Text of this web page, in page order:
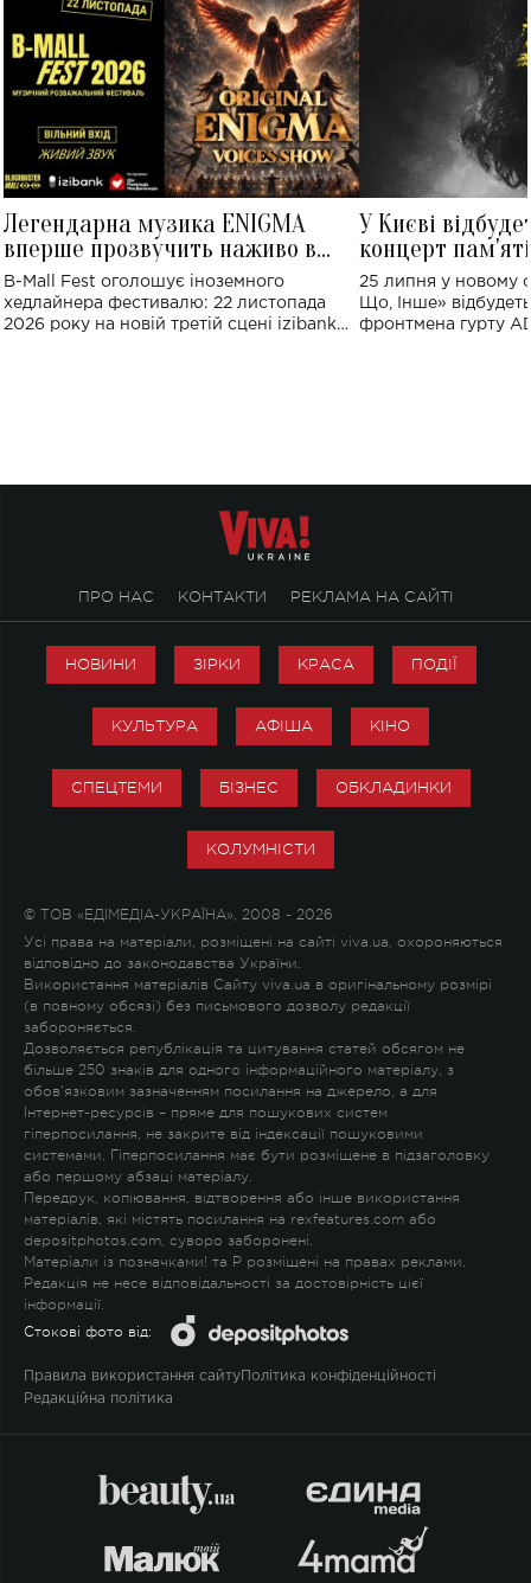
Легендарна музика ENIGMA
вперше прозвучить наживо в
Україні: де відбудеться концерт
B-Mall Fest оголошує іноземного
хедлайнера фестивалю: 22 листопада
2026 року на новій третій сцені izibank
У Києві
концерт
Клименка:
виконають
25 липня у новому
Що, Інше»
фронтмена гурту
ПРО НАС КОНТАКТИ РЕКЛАМА НА САЙТІ
НОВИНИ ЗІРКИ КРАСА ПОДІЇ
КУЛЬТУРА АФІША КІНО
СПЕЦТЕМИ БІЗНЕС ОБКЛАДИНКИ
КОЛУМНІСТИ
© ТОВ «ЕДІМЕДІА-УКРАЇНА», 2008 - 2026
Усі права на матеріали, розміщені на сайті viva.ua, охороняються
відповідно до законодавства України.
Використання матеріалів Сайту viva.ua в оригінальному розмірі
(в повному обсязі) без письмового дозволу редакції
забороняється.
Дозволяється републікація та цитування статей обсягом не
більше 250 знаків для одного інформаційного матеріалу, з
обов'язковим зазначенням посилання на джерело, а для
Інтернет-ресурсів – пряме для пошукових систем
гіперпосилання, не закрите від індексації пошуковими
системами. Гіперпосилання має бути розміщене в підзаголовку
або першому абзаці матеріалу.
Передрук, копіювання, відтворення або інше використання
матеріалів, які містять посилання на rexfeatures.com або
depositphotos.com, суворо заборонені.
Матеріали із позначками! та P розміщені на правах реклами.
Редакція не несе відповідальності за достовірність цієї
інформації.
Стокові фото від:
Правила використання сайту Політика конфіденційності
Редакційна політика